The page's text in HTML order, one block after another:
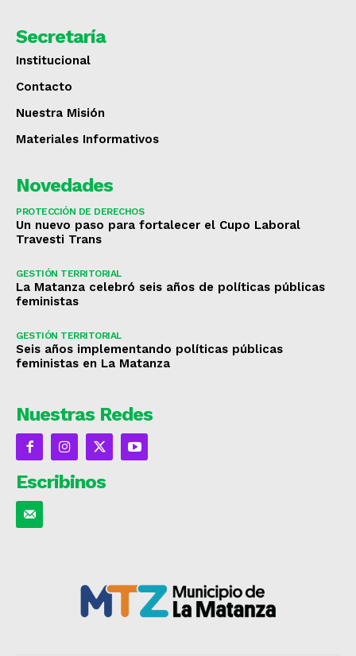
Secretaría
Institucional
Contacto
Nuestra Misión
Materiales Informativos
Novedades
PROTECCIÓN DE DERECHOS
Un nuevo paso para fortalecer el Cupo Laboral
Travesti Trans
GESTIÓN TERRITORIAL
La Matanza celebró seis años de políticas públicas
feministas
GESTIÓN TERRITORIAL
Seis años implementando políticas públicas
feministas en La Matanza
Nuestras Redes
Escribinos